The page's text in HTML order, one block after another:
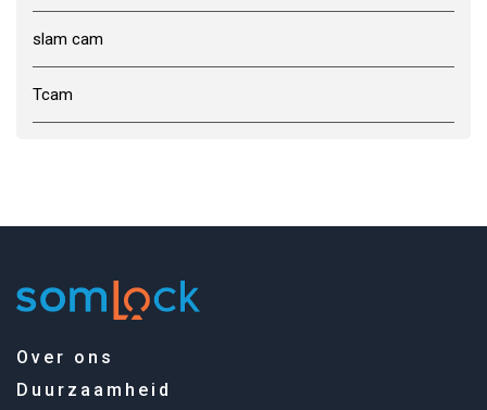
slam cam
Tcam
Over ons
Duurzaamheid